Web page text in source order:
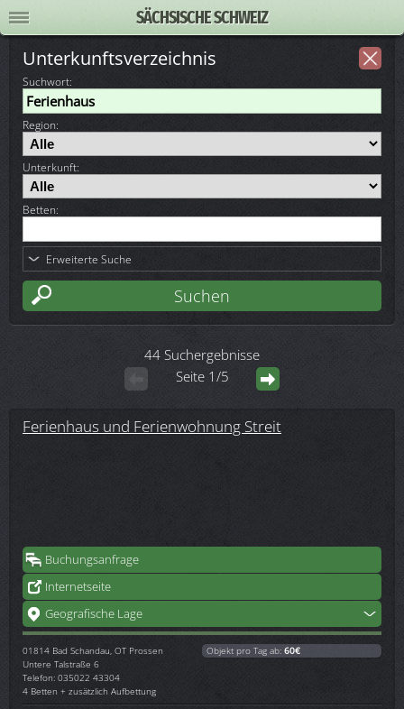
SÄCHSISCHE SCHWEIZ
Unterkunftsverzeichnis
Suchwort:
Region:
Unterkunft:
Betten:
Erweiterte Suche
44 Suchergebnisse
Seite 1/5
Ferienhaus und Ferienwohnung Streit
Buchungsanfrage
Internetseite
Geografische Lage
01814 Bad Schandau, OT Prossen
Untere Talstraße 6
Telefon: 035022 43304
4 Betten + zusätzlich Aufbettung
Objekt pro Tag ab: 60€